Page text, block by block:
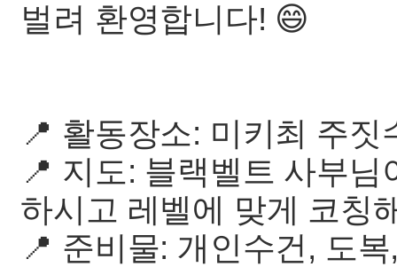
벌려 환영합니다! 😄
📍 활동장소: 미키최 주
📍 지도: 블랙벨트 사부
하시고 레벨에 맞게 코칭
📍 준비물: 개인수건, 도